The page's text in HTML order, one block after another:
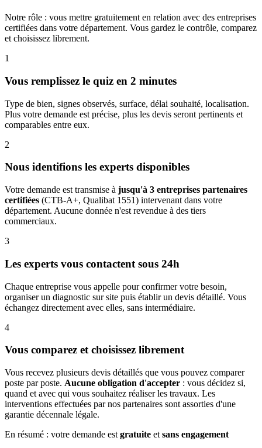
Notre rôle : vous mettre gratuitement en relation avec des entreprises
certifiées dans votre département. Vous gardez le contrôle, comparez
et choisissez librement.
1
Vous remplissez le quiz en 2 minutes
Type de bien, signes observés, surface, délai souhaité, localisation.
Plus votre demande est précise, plus les devis seront pertinents et
comparables entre eux.
2
Nous identifions les experts disponibles
Votre demande est transmise à jusqu'à 3 entreprises partenaires
certifiées (CTB-A+, Qualibat 1551) intervenant dans votre
département. Aucune donnée n'est revendue à des tiers
commerciaux.
3
Les experts vous contactent sous 24h
Chaque entreprise vous appelle pour confirmer votre besoin,
organiser un diagnostic sur site puis établir un devis détaillé. Vous
échangez directement avec elles, sans intermédiaire.
4
Vous comparez et choisissez librement
Vous recevez plusieurs devis détaillés que vous pouvez comparer
poste par poste. Aucune obligation d'accepter : vous décidez si,
quand et avec qui vous souhaitez réaliser les travaux. Les
interventions effectuées par nos partenaires sont assorties d'une
garantie décennale légale.
En résumé : votre demande est gratuite et sans engagement